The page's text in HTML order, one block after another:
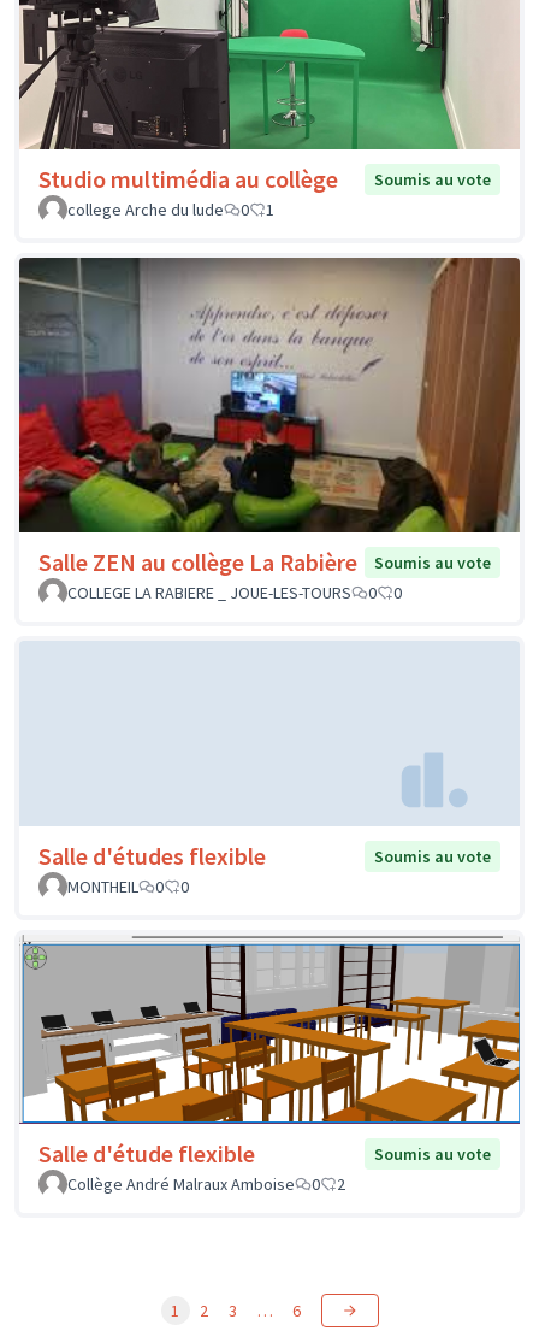
Studio multimédia au collège
Soumis au vote
college Arche du lude
0 1
Salle ZEN au collège La Rabière
Soumis au vote
COLLEGE LA RABIERE _ JOUE-LES-TOURS
0 0
Salle d'études flexible
Soumis au vote
MONTHEIL
0 0
Salle d'étude flexible
Soumis au vote
Collège André Malraux Amboise
0 2
1 2 3 … 6